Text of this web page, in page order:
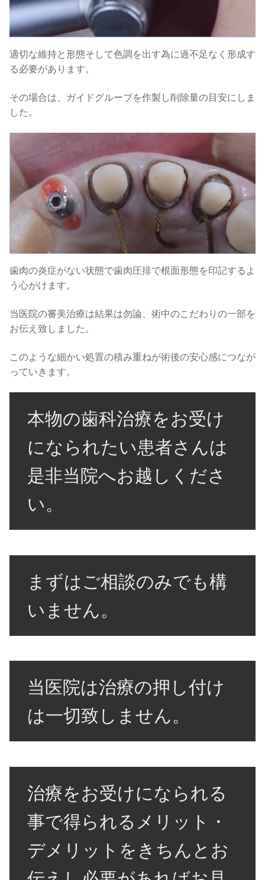
適切な維持と形態そして色調を出す為に過不足なく形成す
る必要があります。
その場合は、ガイドグルーブを作製し削除量の目安にしま
した。
歯肉の炎症がない状態で歯肉圧排で根面形態を印記するよ
う心がけます。
当医院の審美治療は結果は勿論、術中のこだわりの一部を
お伝え致しました。
このような細かい処置の積み重ねが術後の安心感につなが
っていきます。
本物の歯科治療をお受け
になられたい患者さんは
是非当院へお越しくださ
い。
まずはご相談のみでも構
いません。
当医院は治療の押し付け
は一切致しません。
治療をお受けになられる
事で得られるメリット・
デメリットをきちんとお